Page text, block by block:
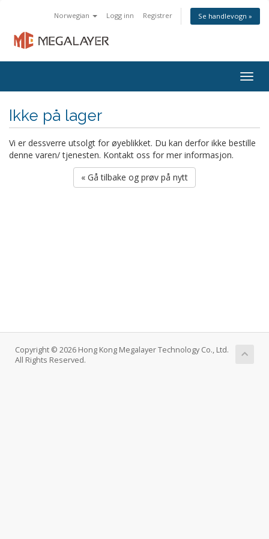
Norwegian Logg inn Registrer Se handlevogn »
Ikke på lager
Vi er dessverre utsolgt for øyeblikket. Du kan derfor ikke bestille
denne varen/ tjenesten. Kontakt oss for mer informasjon.
« Gå tilbake og prøv på nytt
Copyright © 2026 Hong Kong Megalayer Technology Co., Ltd.
All Rights Reserved.